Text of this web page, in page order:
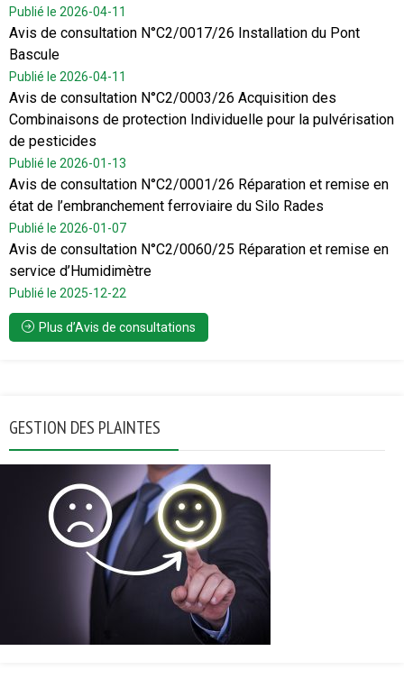
Publié le 2026-04-11
Avis de consultation N°C2/0017/26 Installation du Pont
Bascule
Publié le 2026-04-11
Avis de consultation N°C2/0003/26 Acquisition des
Combinaisons de protection Individuelle pour la pulvérisation
de pesticides
Publié le 2026-01-13
Avis de consultation N°C2/0001/26 Réparation et remise en
état de l’embranchement ferroviaire du Silo Rades
Publié le 2026-01-07
Avis de consultation N°C2/0060/25 Réparation et remise en
service d’Humidimètre
Publié le 2025-12-22
Plus d’Avis de consultations
GESTION DES PLAINTES